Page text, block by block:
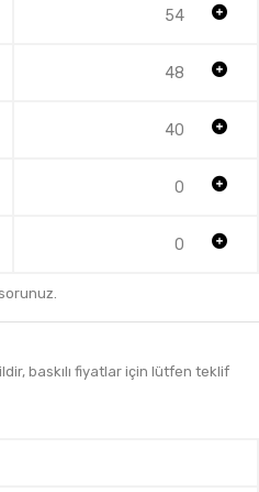
54
48
40
0
0
baskılı fiyatlar için lütfen teklif